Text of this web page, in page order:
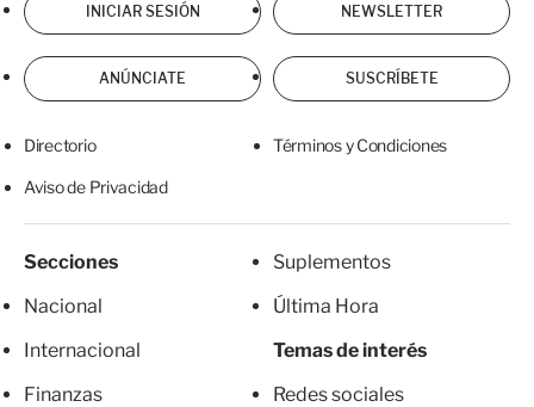
INICIAR SESIÓN NEWSLETTER
ANÚNCIATE SUSCRÍBETE
Directorio Términos y Condiciones
Aviso de Privacidad
Secciones
Nacional
Internacional
Finanzas
Suplementos
Última Hora
Temas de interés
Redes sociales